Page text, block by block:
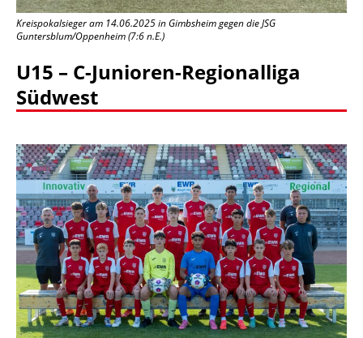
Kreispokalsieger am 14.06.2025 in Gimbsheim gegen die JSG
Guntersblum/Oppenheim (7:6 n.E.)
U15 – C-Junioren-Regionalliga
Südwest